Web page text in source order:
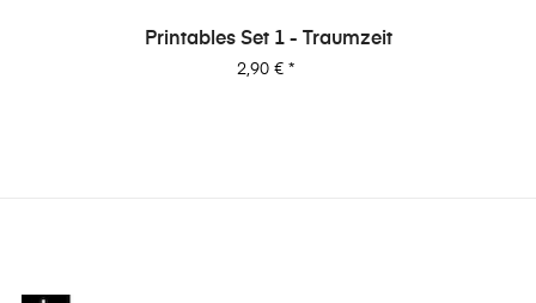
Printables Set 1 - Traumzeit
Preis
2,90 €*